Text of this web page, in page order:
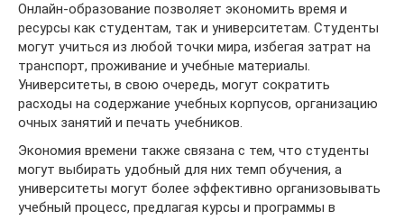
Онлайн-образование позволяет экономить время и
ресурсы как студентам, так и университетам. Студенты
могут учиться из любой точки мира, избегая затрат на
транспорт, проживание и учебные материалы.
Университеты, в свою очередь, могут сократить
расходы на содержание учебных корпусов, организацию
очных занятий и печать учебников.
Экономия времени также связана с тем, что студенты
могут выбирать удобный для них темп обучения, а
университеты могут более эффективно организовывать
учебный процесс, предлагая курсы и программы в